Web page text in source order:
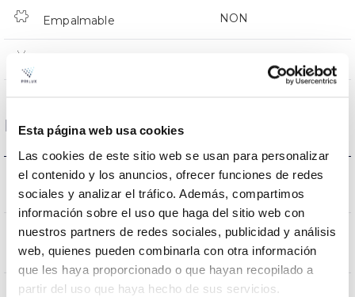
Esta página web usa cookies
Las cookies de este sitio web se usan para personalizar
el contenido y los anuncios, ofrecer funciones de redes
sociales y analizar el tráfico. Además, compartimos
información sobre el uso que haga del sitio web con
nuestros partners de redes sociales, publicidad y análisis
web, quienes pueden combinarla con otra información
que les haya proporcionado o que hayan recopilado a
partir del uso que haya hecho de sus servicios.
Empalmable NON
Données optiques
Température de coleur
3000K-4000K-
6500K
CRI Indice de rendu des
couleurs
120